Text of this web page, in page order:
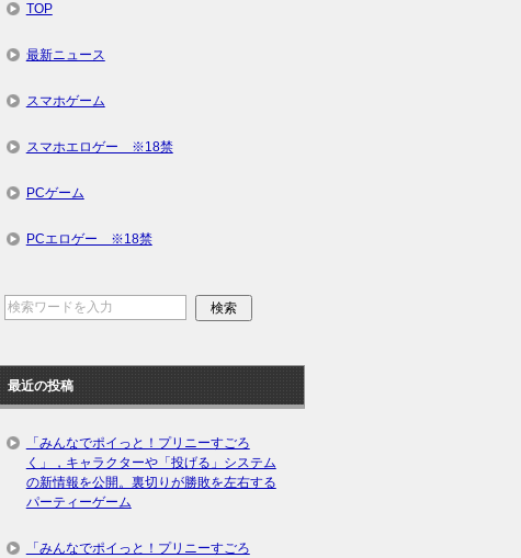
TOP
最新ニュース
スマホゲーム
スマホエロゲー ※18禁
PCゲーム
PCエロゲー ※18禁
最近の投稿
「みんなでポイっと！プリニーすごろ
く」，キャラクターや「投げる」システム
の新情報を公開。裏切りが勝敗を左右する
パーティーゲーム
「みんなでポイっと！プリニーすごろ